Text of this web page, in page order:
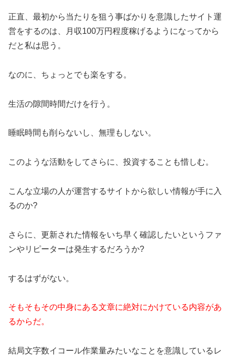
正直、最初から当たりを狙う事ばかりを意識したサイト運
営をするのは、月収100万円程度稼げるようになってから
だと私は思う。
なのに、ちょっとでも楽をする。
生活の隙間時間だけを行う。
睡眠時間も削らないし、無理もしない。
このような活動をしてさらに、投資することも惜しむ。
こんな立場の人が運営するサイトから欲しい情報が手に入
るのか?
さらに、更新された情報をいち早く確認したいというファ
ンやリピーターは発生するだろうか?
するはずがない。
そもそもその中身にある文章に絶対にかけている内容があ
るからだ。
結局文字数イコール作業量みたいなことを意識しているレ